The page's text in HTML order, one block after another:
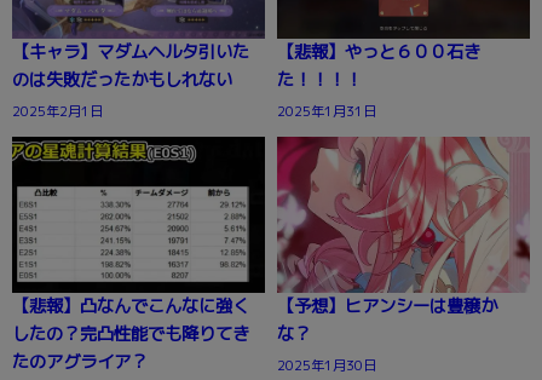
【キャラ】マダムヘルタ引いた
のは失敗だったかもしれない
2025年2月1日
【悲報】やっと６００石き
た！！！！
2025年1月31日
【悲報】凸なんでこんなに強く
したの？完凸性能でも降りてき
たのアグライア？
【予想】ヒアンシーは豊穣か
な？
2025年1月30日